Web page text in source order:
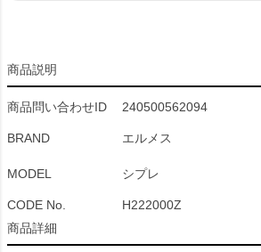
商品説明
商品問い合わせID 240500562094
BRAND エルメス
MODEL シプレ
CODE No.
H222000Z
商品詳細